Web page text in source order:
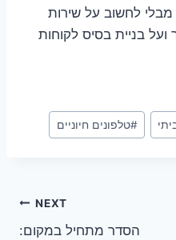
לחשוב על שירות
ועל בניית בסיס לקוחות
#טלפונים חיוניים
NEXT
הסדר מתחיל במקום: